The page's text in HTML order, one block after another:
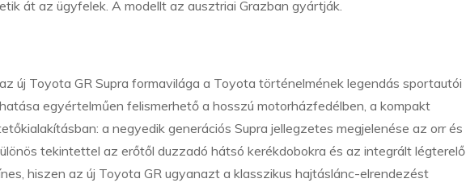
át az ügyfelek. A modellt az ausztriai Grazban gyártják.
új Toyota GR Supra formavilága a Toyota történelmének legendás sportautói
egyértelműen felismerhető a hosszú motorházfedélben, a kompakt
a negyedik generációs Supra jellegzetes megjelenése az orr és
tekintettel az erőtől duzzadó hátsó kerékdobokra és az integrált légterelő
hiszen az új Toyota GR ugyanazt a klasszikus hajtáslánc-elrendezést